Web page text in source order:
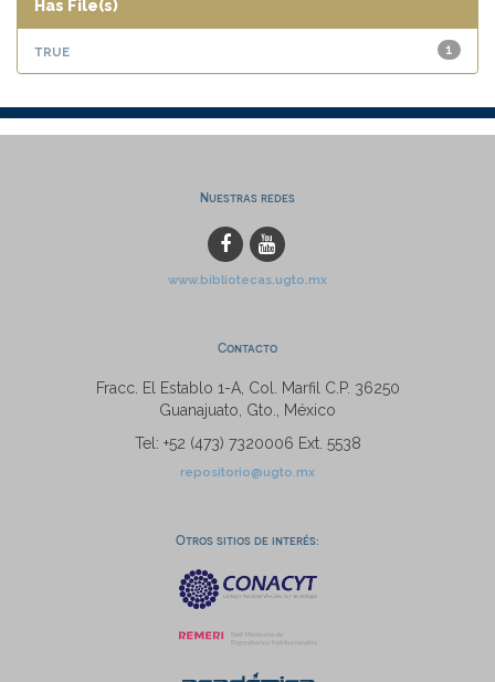
Has File(s)
1
true
Nuestras redes
www.bibliotecas.ugto.mx
Contacto
Fracc. El Establo 1-A, Col. Marfil C.P. 36250
Guanajuato, Gto., México
Tel: +52 (473) 7320006 Ext. 5538
repositorio@ugto.mx
Otros sitios de interés: